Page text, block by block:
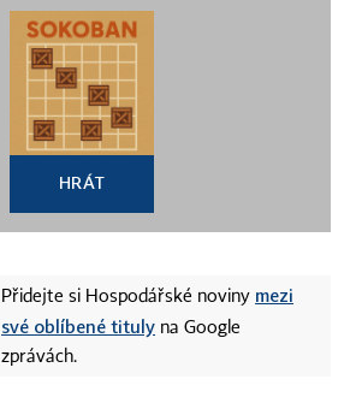
HRÁT
Přidejte si Hospodářské noviny mezi
své oblíbené tituly na Google
zprávách.